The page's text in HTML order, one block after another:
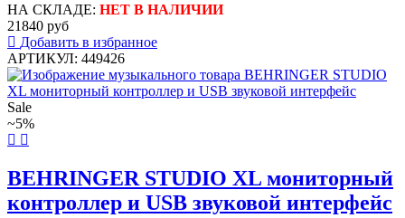
НА СКЛАДЕ: НЕТ В НАЛИЧИИ
21840 руб
Добавить в избранное
АРТИКУЛ: 449426
Sale
~5%
BEHRINGER STUDIO XL мониторный
контроллер и USB звуковой интерфейс